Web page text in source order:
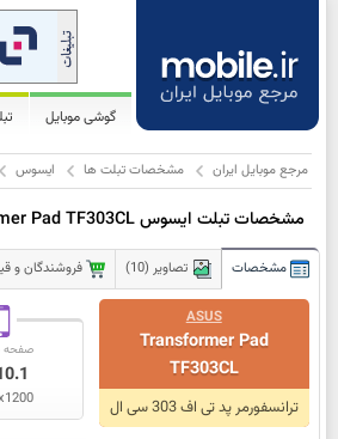
گوشی موبایل
مرجع موبایل ایران مشخصات تبلت ها ایسوس
مشخصات تبلت ایسوس Transformer Pad TF303CL
مشخصات تصاویر (10) فروشندگان و
ASUS
Transformer Pad
TF303CL
ترانسفورمر پد تی اف 303 سی ال
صفحه